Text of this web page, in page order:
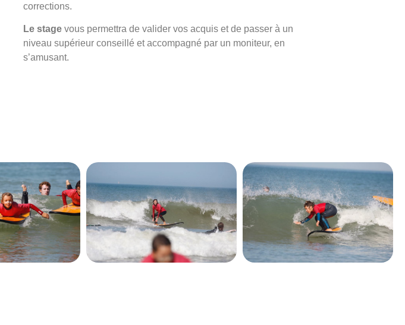
corrections.
Le stage vous permettra de valider vos acquis et de passer à un
niveau supérieur conseillé et accompagné par un moniteur, en
s’amusant.